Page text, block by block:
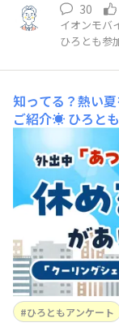
30
イオンモバ
ひろとも参
知ってる？熱い
ご紹介☀️ ひろと
すか？☀️💦こま
だけ外出を控え
思います💡でも
も…」と感じる瞬
ひろともアンケート